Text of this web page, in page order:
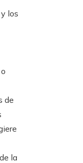
los
de
la